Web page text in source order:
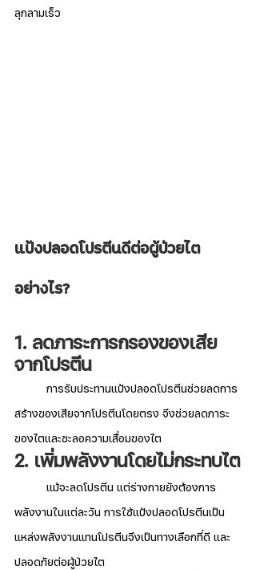
ลุกลามเร็ว
แป้งปลอดโปรตีนดีต่อผู้ป่วยไต
อย่างไร?
1. ลดภาระการกรองของเสีย
จากโปรตีน
สร้างของเสียจากโปรตีนโดยตรง จึงช่วยลดภาระ
ของไตและชะลอความเสื่อมของไต
2. เพิ่มพลังงานโดยไม่กระทบไต
พลังงานในแต่ละวัน การใช้แป้งปลอดโปรตีนเป็น
แหล่งพลังงานแทนโปรตีนจึงเป็นทางเลือกที่ดี และ
ปลอดภัยต่อผู้ป่วยไต